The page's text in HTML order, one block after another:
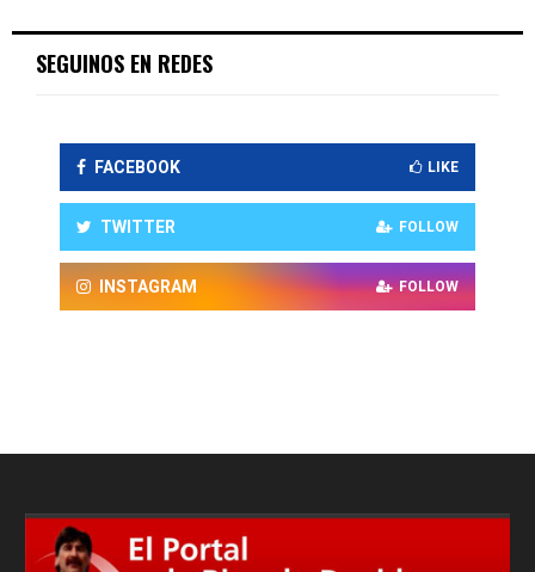
SEGUINOS EN REDES
FACEBOOK LIKE
TWITTER FOLLOW
INSTAGRAM FOLLOW